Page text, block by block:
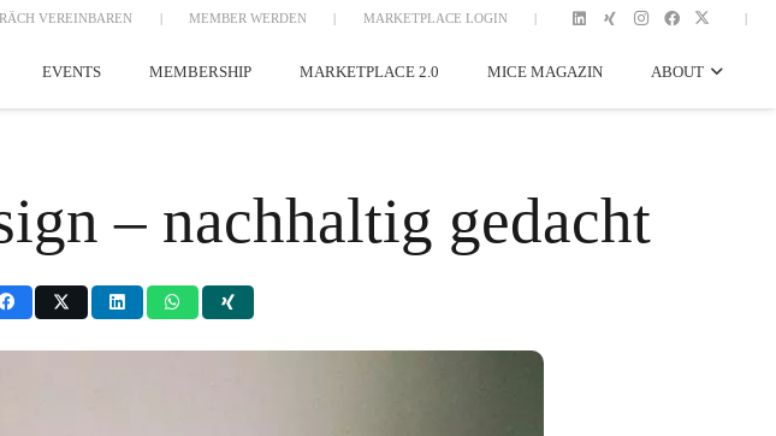
VEREINBAREN | MEMBER WERDEN | MARKETPLACE LOGIN | |
EVENTS MEMBERSHIP MARKETPLACE 2.0 MICE MAGAZIN ABOUT
– nachhaltig gedacht